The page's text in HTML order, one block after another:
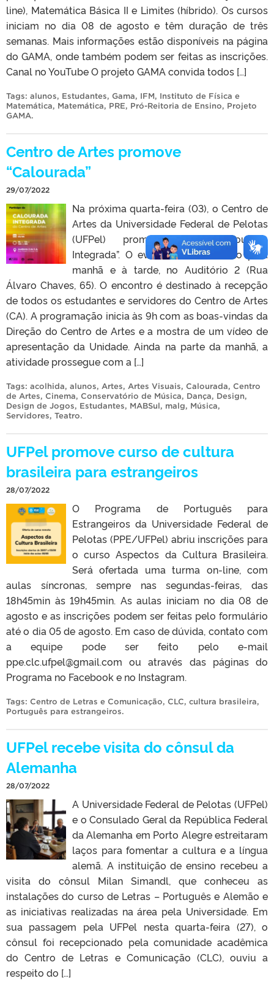
line), Matemática Básica II e Limites (híbrido). Os cursos
iniciam no dia 08 de agosto e têm duração de três
semanas. Mais informações estão disponíveis na página
do GAMA, onde também podem ser feitas as inscrições.
Canal no YouTube O projeto GAMA convida todos […]
Tags: alunos, Estudantes, Gama, IFM, Instituto de Física e
Matemática, Matemática, PRE, Pró-Reitoria de Ensino, Projeto
GAMA.
Centro de Artes promove
“Calourada”
29/07/2022
Na próxima quarta-feira (03), o Centro de
Artes da Universidade Federal de Pelotas
(UFPel) promove sua “Calourada
Integrada”. O evento será realizado pela
manhã e à tarde, no Auditório 2 (Rua
Álvaro Chaves, 65). O encontro é destinado à recepção
de todos os estudantes e servidores do Centro de Artes
(CA). A programação inicia às 9h com as boas-vindas da
Direção do Centro de Artes e a mostra de um vídeo de
apresentação da Unidade. Ainda na parte da manhã, a
atividade prossegue com a […]
Tags: acolhida, alunos, Artes, Artes Visuais, Calourada, Centro
de Artes, Cinema, Conservatório de Música, Dança, Design,
Design de Jogos, Estudantes, MABSul, malg, Música,
Servidores, Teatro.
UFPel promove curso de cultura
brasileira para estrangeiros
28/07/2022
O Programa de Português para
Estrangeiros da Universidade Federal de
Pelotas (PPE/UFPel) abriu inscrições para
o curso Aspectos da Cultura Brasileira.
Será ofertada uma turma on-line, com
aulas síncronas, sempre nas segundas-feiras, das
18h45min às 19h45min. As aulas iniciam no dia 08 de
agosto e as inscrições podem ser feitas pelo formulário
até o dia 05 de agosto. Em caso de dúvida, contato com
a equipe pode ser feito pelo e-mail
ppe.clc.ufpel@gmail.com ou através das páginas do
Programa no Facebook e no Instagram.
Tags: Centro de Letras e Comunicação, CLC, cultura brasileira,
Português para estrangeiros.
UFPel recebe visita do cônsul da
Alemanha
28/07/2022
A Universidade Federal de Pelotas (UFPel)
e o Consulado Geral da República Federal
da Alemanha em Porto Alegre estreitaram
laços para fomentar a cultura e a língua
alemã. A instituição de ensino recebeu a
visita do cônsul Milan Simandl, que conheceu as
instalações do curso de Letras – Português e Alemão e
as iniciativas realizadas na área pela Universidade. Em
sua passagem pela UFPel nesta quarta-feira (27), o
cônsul foi recepcionado pela comunidade acadêmica
do Centro de Letras e Comunicação (CLC), ouviu a
respeito do […]